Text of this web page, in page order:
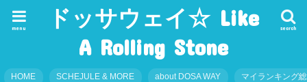
ドッサウェイ☆ Like
A Rolling Stone
search
menu
HOME SCHEJULE & MORE about DOSA WAY マイランキング